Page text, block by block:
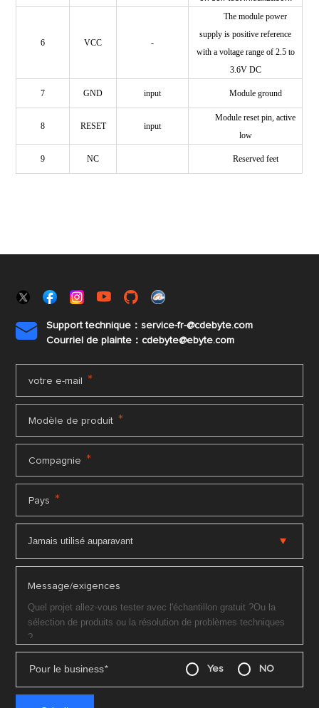
6 VCC -
The module power
supply is positive reference
with a voltage range of 2.5 to
3.6V DC
7 GND input Module ground
8 RESET input
Module reset pin, active
low
9 NC Reserved feet

Support technique：service-fr-@cdebyte.com
Courriel de plainte：cdebyte@ebyte.com
votre e-mail *
Modèle de produit *
Compagnie *
Pays *
Message/exigences
Pour le business* Yes NO